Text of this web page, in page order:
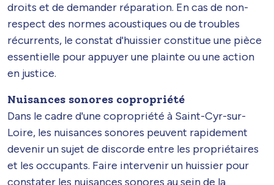
droits et de demander réparation. En cas de non-
respect des normes acoustiques ou de troubles
récurrents, le constat d'huissier constitue une pièce
essentielle pour appuyer une plainte ou une action
en justice.
Nuisances sonores copropriété
Dans le cadre d'une copropriété à Saint-Cyr-sur-
Loire, les nuisances sonores peuvent rapidement
devenir un sujet de discorde entre les propriétaires
et les occupants. Faire intervenir un huissier pour
constater les nuisances sonores au sein de la